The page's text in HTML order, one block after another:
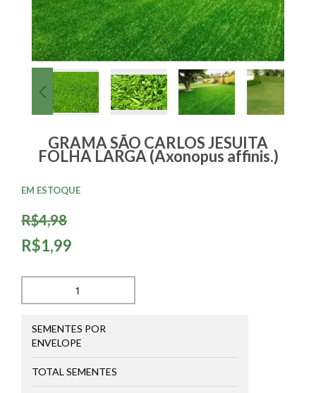
GRAMA SÃO CARLOS JESUITA
FOLHA LARGA (Axonopus affinis.)
R$4,98
R$1,99
EM ESTOQUE
SEMENTES POR
ENVELOPE
TOTAL SEMENTES